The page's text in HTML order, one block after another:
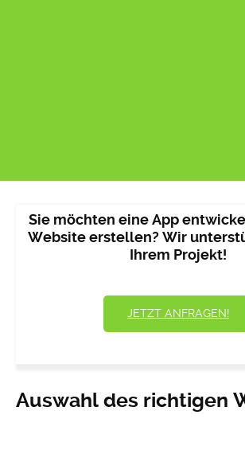
Sie möchten eine App
Website erstellen? Wir
Ihrem Projekt!
JETZT ANFRAGEN!
Auswahl des richtigen